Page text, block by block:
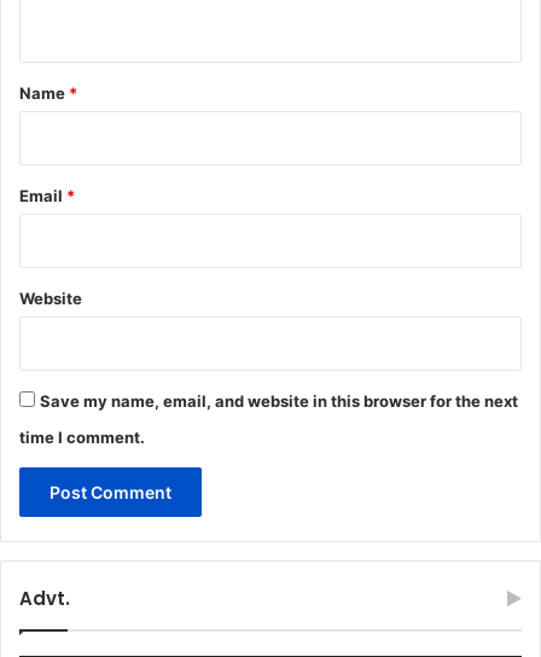
*
Name *
Email *
Website
Save my name, email, and website in this browser for the next
time I comment.
Advt.